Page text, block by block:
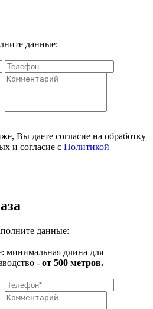
данные:
Вы даете согласие на обработку
и согласие с Политикой
данные:
длина для
- от 500 метров.